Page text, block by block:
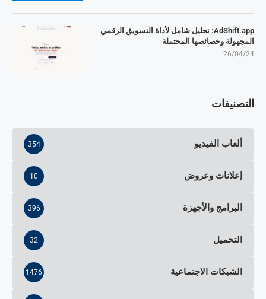
AdShift.app: تحليل شامل لأداة التسويق الرقمي
المجهولة وخصائصها المحتملة
26/04/24
التصنيفات
ألعاب الفيديو 354
إعلانات وعروض 10
البرامج والأجهزة 396
التحميل 32
الشبكات الاجتماعية 1476